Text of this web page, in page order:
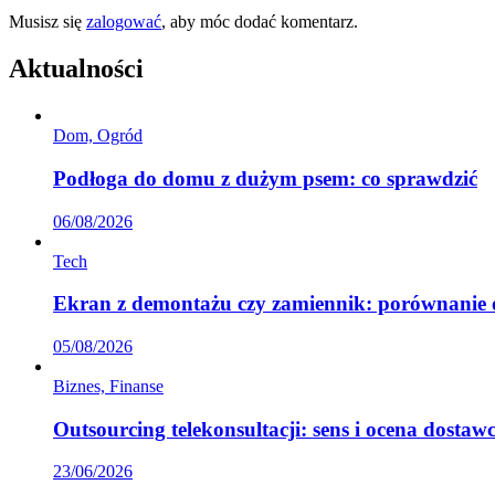
Musisz się zalogować, aby móc dodać komentarz.
Aktualności
Dom, Ogród
Podłoga do domu z dużym psem: co sprawdzić
06/08/2026
Tech
Ekran z demontażu czy zamiennik: porównanie
05/08/2026
Biznes, Finanse
Outsourcing telekonsultacji: sens i ocena
23/06/2026